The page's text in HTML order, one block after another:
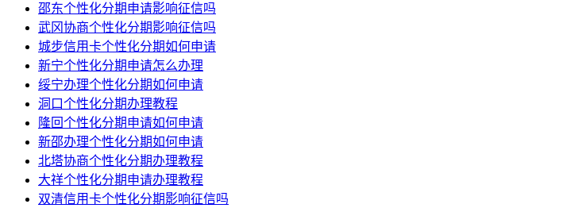
邵东个性化分期申请影响征信吗
武冈协商个性化分期影响征信吗
城步信用卡个性化分期如何申请
新宁个性化分期申请怎么办理
绥宁办理个性化分期如何申请
洞口个性化分期办理教程
隆回个性化分期申请如何申请
新邵办理个性化分期如何申请
北塔协商个性化分期办理教程
大祥个性化分期申请办理教程
双清信用卡个性化分期影响征信吗